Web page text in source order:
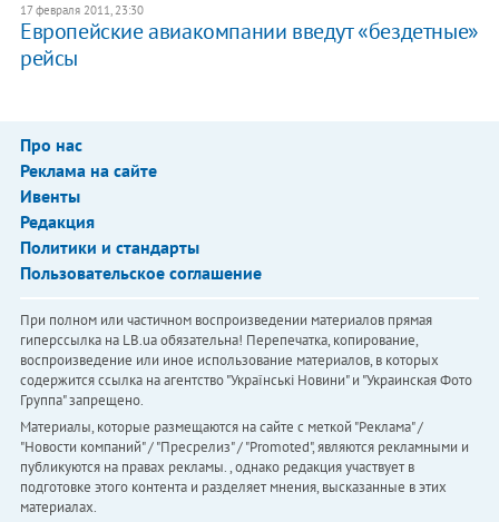
17 февраля 2011, 23:30
Европейские авиакомпании введут «бездетные»
рейсы
Про нас
Реклама на сайте
Ивенты
Редакция
Политики и стандарты
Пользовательское соглашение
При полном или частичном воспроизведении материалов прямая
гиперссылка на LB.ua обязательна! Перепечатка, копирование,
воспроизведение или иное использование материалов, в которых
содержится ссылка на агентство "Українськi Новини" и "Украинская Фото
Группа" запрещено.
Материалы, которые размещаются на сайте с меткой "Реклама" /
"Новости компаний" / "Пресрелиз" / "Promoted", являются рекламными и
публикуются на правах рекламы. , однако редакция участвует в
подготовке этого контента и разделяет мнения, высказанные в этих
материалах.